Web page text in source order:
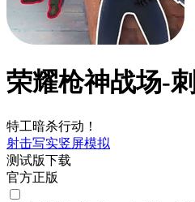
荣耀枪神战场-
特工暗杀行动！
射击写实竖屏模拟
测试版下载
官方正版